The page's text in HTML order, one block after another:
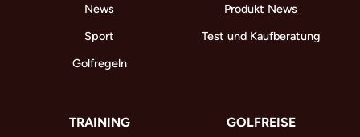
News
Sport
Golfregeln
Produkt News
Test und Kaufberatung
TRAINING GOLFREISE